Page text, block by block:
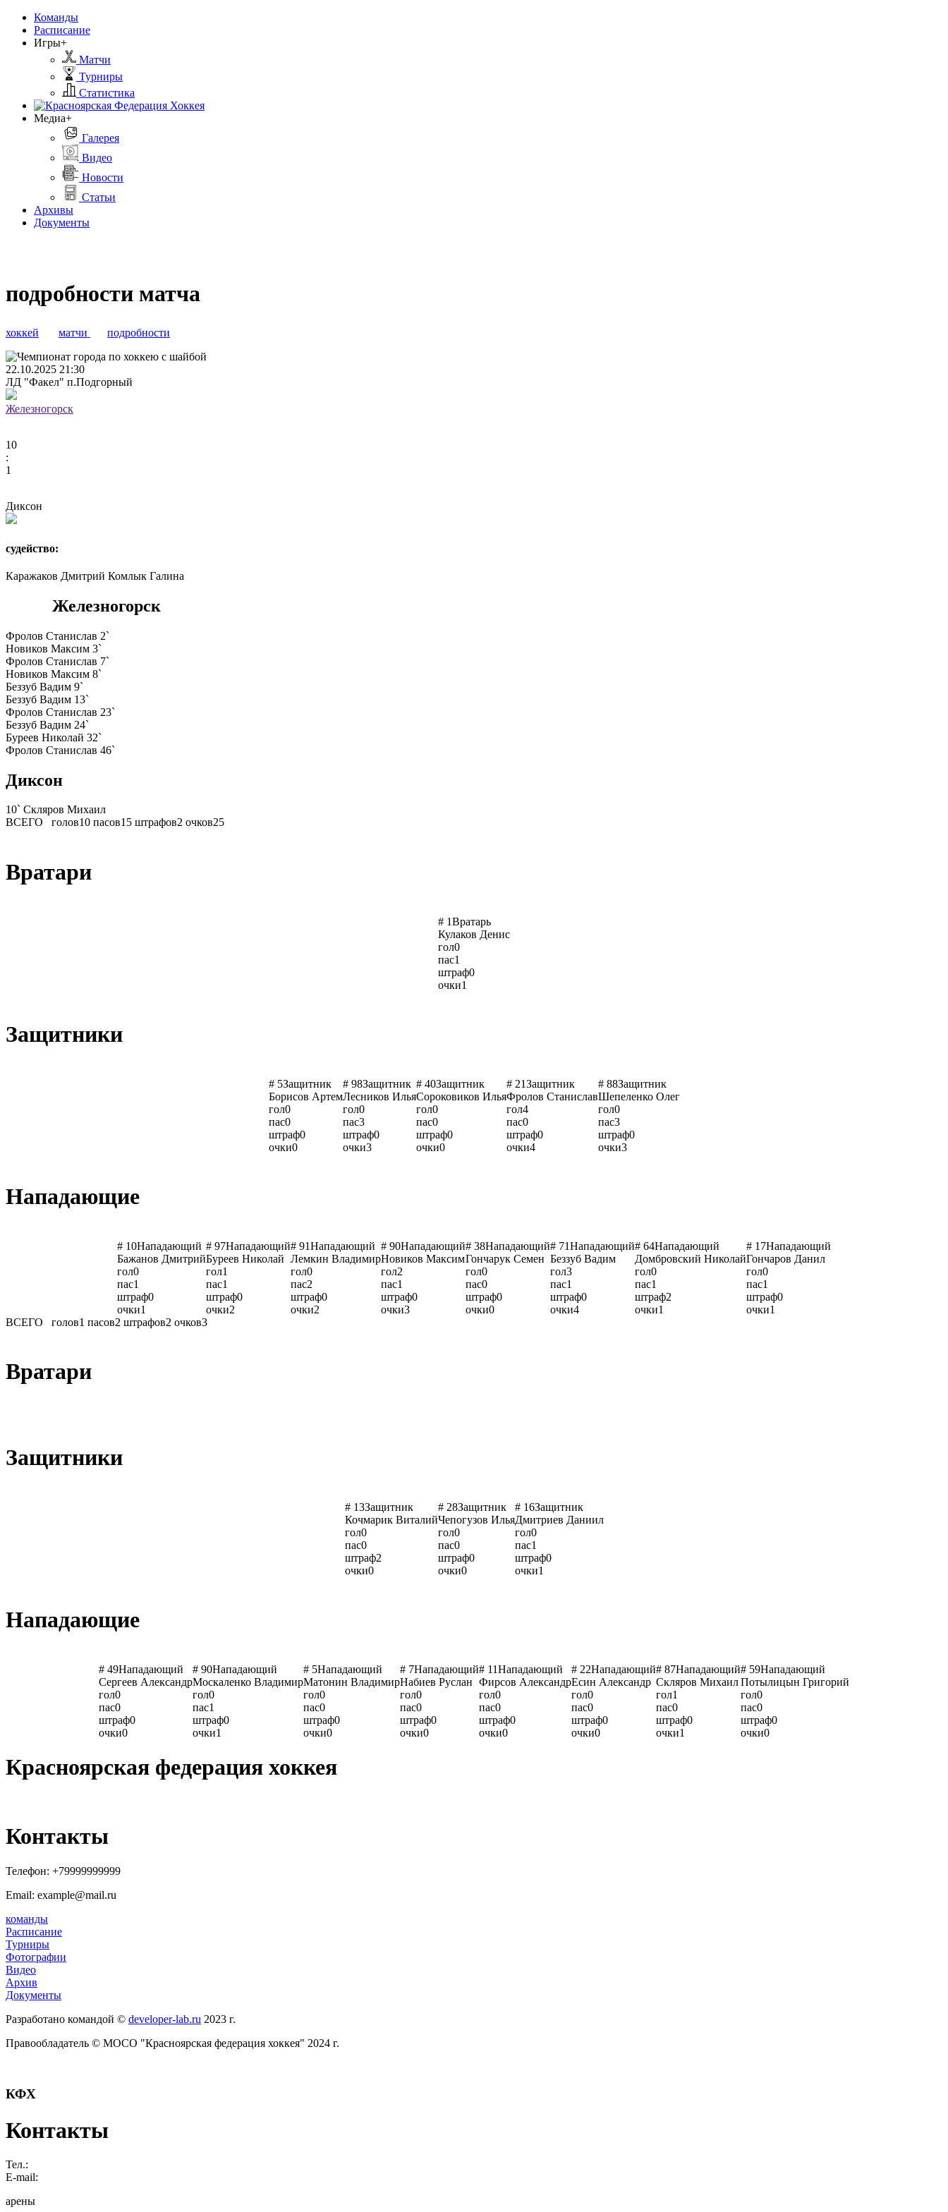
Команды
Расписание
Игры+
Матчи
Турниры
Статистика
Медиа+
Галерея
Видео
Новости
Статьи
Архивы
Документы
подробности матча
хоккей матчи подробности
22.10.2025 21:30
ЛД "Факел" п.Подгорный
Железногорск
10
:
1
Диксон
судейство:
Каражаков Дмитрий Комлык Галина
Железногорск
Фролов Станислав 2`
Новиков Максим 3`
Фролов Станислав 7`
Новиков Максим 8`
Беззуб Вадим 9`
Беззуб Вадим 13`
Фролов Станислав 23`
Беззуб Вадим 24`
Буреев Николай 32`
Фролов Станислав 46`
Диксон
10` Скляров Михаил
ВСЕГО
голов10 пасов15 штрафов2 очков25
Вратари
# 1Вратарь
Кулаков Денис
гол0
пас1
штраф0
очки1
Защитники
# 5Защитник
Борисов Артем
гол0
пас0
штраф0
очки0
# 98Защитник
Лесников Илья
гол0
пас3
штраф0
очки3
# 40Защитник
Сороковиков Илья
гол0
пас0
штраф0
очки0
# 21Защитник
Фролов Станислав
гол4
пас0
штраф0
очки4
# 88Защитник
Шепеленко Олег
гол0
пас3
штраф0
очки3
Нападающие
# 10Нападающий
Бажанов Дмитрий
гол0
пас1
штраф0
очки1
# 97Нападающий
Буреев Николай
гол1
пас1
штраф0
очки2
# 91Нападающий
Лемкин Владимир
гол0
пас2
штраф0
очки2
# 90Нападающий
Новиков Максим
гол2
пас1
штраф0
очки3
# 38Нападающий
Гончарук Семен
гол0
пас0
штраф0
очки0
# 71Нападающий
Беззуб Вадим
гол3
пас1
штраф0
очки4
# 64Нападающий
Домбровский Николай
гол0
пас1
штраф2
очки1
# 17Нападающий
Гончаров Данил
гол0
пас1
штраф0
очки1
ВСЕГО
голов1 пасов2 штрафов2 очков3
Вратари
Защитники
# 13Защитник
Кочмарик Виталий
гол0
пас0
штраф2
очки0
# 28Защитник
Чепогузов Илья
гол0
пас0
штраф0
очки0
# 16Защитник
Дмитриев Даниил
гол0
пас1
штраф0
очки1
Нападающие
# 49Нападающий
Сергеев Александр
гол0
пас0
штраф0
очки0
# 90Нападающий
Москаленко Владимир
гол0
пас1
штраф0
очки1
# 5Нападающий
Матонин Владимир
гол0
пас0
штраф0
очки0
# 7Нападающий
Набиев Руслан
гол0
пас0
штраф0
очки0
# 11Нападающий
Фирсов Александр
гол0
пас0
штраф0
очки0
# 22Нападающий
Есин Александр
гол0
пас0
штраф0
очки0
# 87Нападающий
Скляров Михаил
гол1
пас0
штраф0
очки1
# 59Нападающий
Потылицын Григорий
гол0
пас0
штраф0
очки0
Красноярская федерация хоккея
Контакты
Телефон: +79999999999
Email: example@mail.ru
команды
Расписание
Турниры
Фотографии
Видео
Архив
Документы
Разработано командой © developer-lab.ru 2023 г.
Правообладатель © МОСО "Красноярская федерация хоккея" 2024 г.
КФХ
Контакты
Тел.:
E-mail:
арены